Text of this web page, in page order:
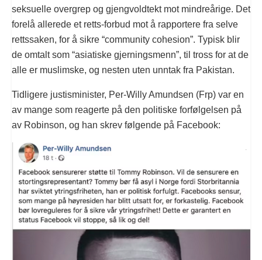
seksuelle overgrep og gjengvoldtekt mot mindreårige. Det
forelå allerede et retts-forbud mot å rapportere fra selve
rettssaken, for å sikre “community cohesion”. Typisk blir
de omtalt som “asiatiske gjerningsmenn”, til tross for at de
alle er muslimske, og nesten uten unntak fra Pakistan.
Tidligere justisminister, Per-Willy Amundsen (Frp) var en
av mange som reagerte på den politiske forfølgelsen på
av Robinson, og han skrev følgende på Facebook: